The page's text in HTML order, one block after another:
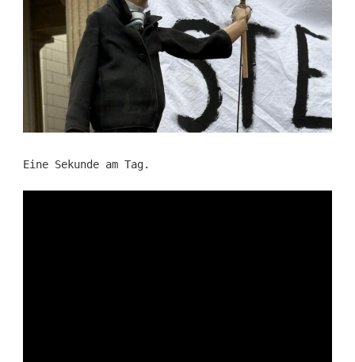
Eine Sekunde am Tag.